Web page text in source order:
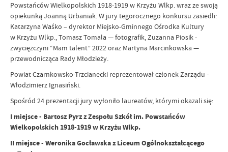
Powstańców Wielkopolskich 1918-1919 w Krzyżu Wlkp. wraz ze swoją
opiekunką Joanną Urbaniak. W jury tegorocznego konkursu zasiedli:
Katarzyna Waśko – dyrektor Miejsko-Gminnego Ośrodka Kultury
w Krzyżu Wlkp., Tomasz Tomala — fotografik, Zuzanna Piosik -
zwyciężczyni “Mam talent” 2022 oraz Martyna Marcinkowska —
przewodnicząca Rady Młodzieży.
Powiat Czarnkowsko-Trzcianecki reprezentował członek Zarządu -
Włodzimierz Ignasiński.
Spośród 24 prezentacji jury wyłoniło laureatów, którymi okazali się:
I miejsce - Bartosz Pyrz z Zespołu Szkół im. Powstańców
Wielkopolskich 1918-1919 w Krzyżu Wlkp.
II miejsce - Weronika Gocławska z Liceum Ogólnokształcącego